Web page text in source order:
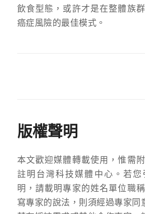
飲食型態，或許才是在整體族
癌症風險的最佳模式。
版權聲明
本文歡迎媒體轉載使用，惟需
註明台灣科技媒體中心。若
明，請載明專家的姓名單位職
寫專家的說法，則須經過專家同